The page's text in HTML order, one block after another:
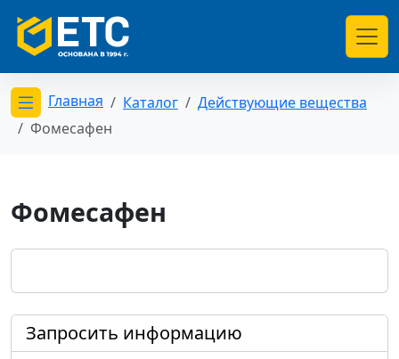
Открыть меню категорий
Главная Каталог
Действующие вещества
Фомесафен
Фомесафен
Запросить информацию